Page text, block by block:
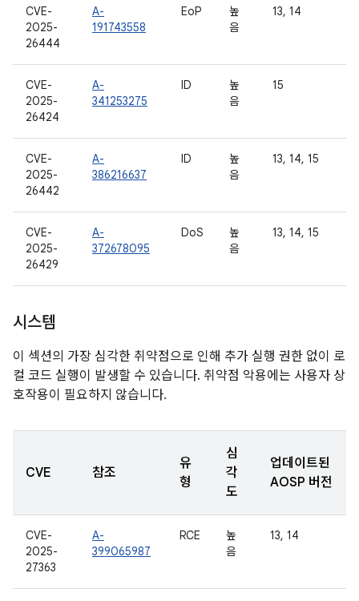
CVE-
2025-
26444
A-
191743558
EoP
높
음
13, 14
CVE-
2025-
26424
A-
341253275
ID
높
음
15
CVE-
2025-
26442
A-
386216637
ID
높
음
13, 14, 15
CVE-
2025-
26429
A-
372678095
DoS
높
음
13, 14, 15
시스템
이 섹션의 가장 심각한 취약점으로 인해 추가 실행 권한 없이 로
컬 코드 실행이 발생할 수 있습니다. 취약점 악용에는 사용자 상
호작용이 필요하지 않습니다.
CVE 참조
유
형
심
각
도
업데이트된
AOSP 버전
CVE-
2025-
27363
A-
399065987
RCE
높
음
13, 14